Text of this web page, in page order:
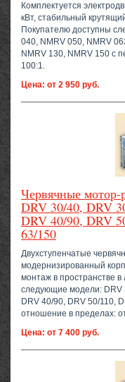
Комплектуется
кВт, стабильный
Покупателю доступны
040, NMRV 050, NMRV
NMRV 130, NMRV 150 с
100:1.
Цена: от 2 950 руб.
Червячные мотор-
DRV 30/40, DRV
DRV 40/90, DRV
63/150
Двухступенчатые
модернизированный
монтаж в пространстве
следующие модели: DRV
DRV 40/90, DRV 50/110,
отношение в пределах:
Цена: от 7 400 руб.